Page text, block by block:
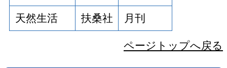
天然生活 扶桑社 月刊
ページトップへ戻る